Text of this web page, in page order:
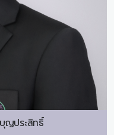
ญประสิทธิ์